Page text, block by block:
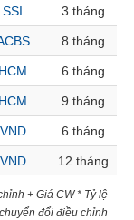
SSI 3 tháng
8 tháng
HCM 6 tháng
HCM 9 tháng
VND 6 tháng
VND 12 tháng
+ Giá CW * Tỷ lệ
chuyển đổi điều chỉnh